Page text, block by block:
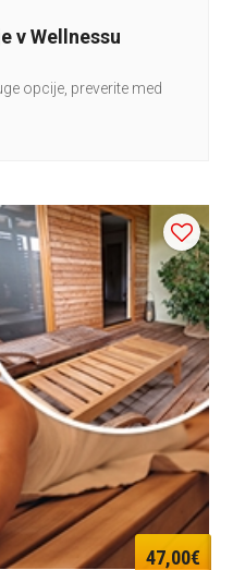
v Wellnessu
opcije, preverite med
47,00€